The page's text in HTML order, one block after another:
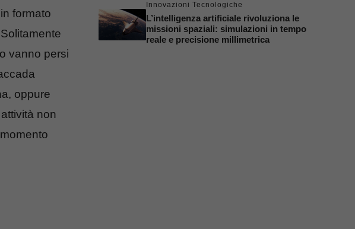
formato
vanno persi
oppure
non
Innovazioni Tecnologiche
L’intelligenza artificiale rivoluziona le
missioni spaziali: simulazioni in tempo
reale e precisione millimetrica